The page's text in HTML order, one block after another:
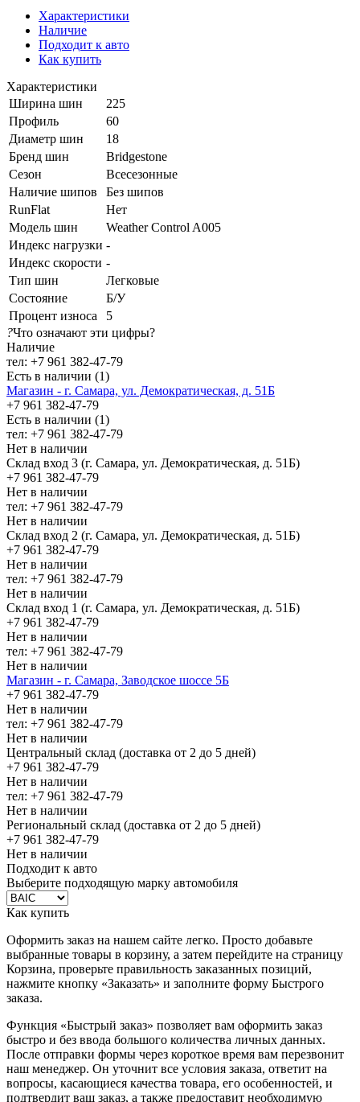
Характеристики
Наличие
Подходит к авто
Как купить
Характеристики
Ширина шин
225
Профиль
60
Диаметр шин
18
Бренд шин
Bridgestone
Сезон
Всесезонные
Наличие шипов
Без шипов
RunFlat
Нет
Модель шин
Weather Control A005
Индекс нагрузки -
Индекс скорости -
Тип шин
Легковые
Состояние
Б/У
Процент износа
5
?Что означают эти цифры?
Наличие
тел: +7 961 382-47-79
Есть в наличии (1)
Магазин - г. Самара, ул. Демократическая, д. 51Б
+7 961 382-47-79
Есть в наличии (1)
тел: +7 961 382-47-79
Нет в наличии
Склад вход 3 (г. Самара, ул. Демократическая, д. 51Б)
+7 961 382-47-79
Нет в наличии
тел: +7 961 382-47-79
Нет в наличии
Склад вход 2 (г. Самара, ул. Демократическая, д. 51Б)
+7 961 382-47-79
Нет в наличии
тел: +7 961 382-47-79
Нет в наличии
Склад вход 1 (г. Самара, ул. Демократическая, д. 51Б)
+7 961 382-47-79
Нет в наличии
тел: +7 961 382-47-79
Нет в наличии
Магазин - г. Самара, Заводское шоссе 5Б
+7 961 382-47-79
Нет в наличии
тел: +7 961 382-47-79
Нет в наличии
Центральный склад (доставка от 2 до 5 дней)
+7 961 382-47-79
Нет в наличии
тел: +7 961 382-47-79
Нет в наличии
Региональный склад (доставка от 2 до 5 дней)
+7 961 382-47-79
Нет в наличии
Подходит к авто
Выберите подходящую марку автомобиля
Как купить
Оформить заказ на нашем сайте легко. Просто добавьте
выбранные товары в корзину, а затем перейдите на страницу
Корзина, проверьте правильность заказанных позиций,
нажмите кнопку «Заказать» и заполните форму Быстрого
заказа.
Функция «Быстрый заказ» позволяет вам оформить заказ
быстро и без ввода большого количества личных данных.
После отправки формы через короткое время вам перезвонит
наш менеджер. Он уточнит все условия заказа, ответит на
вопросы, касающиеся качества товара, его особенностей, и
подтвердит ваш заказ, а также предоставит необходимую